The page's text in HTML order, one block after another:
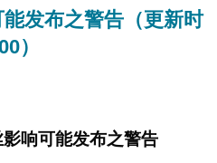
发布之警告（更新时
）
响可能发布之警告